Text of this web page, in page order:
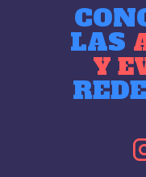
LAS
Y